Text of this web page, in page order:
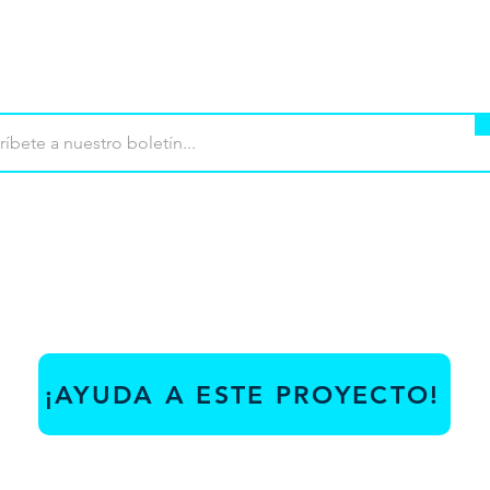
¡AYUDA A ESTE PROYECTO!